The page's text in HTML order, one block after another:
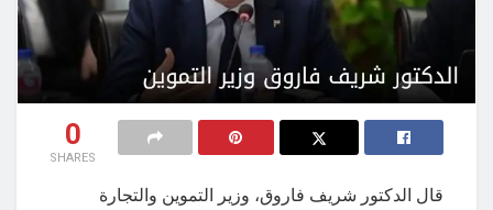
0
SHARES
قال الدكتور شريف فاروق، وزير التموين والتجارة